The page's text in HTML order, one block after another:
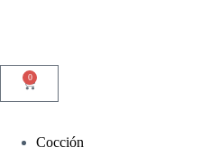
0
Cocción